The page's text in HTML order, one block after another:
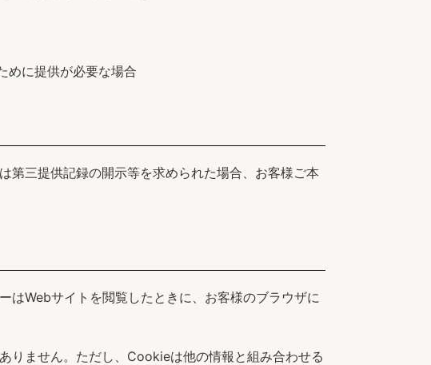
めに提供が必要な場合
第三提供記録の開示等を求められた場合、お客様ご本
はWebサイトを閲覧したときに、お客様のブラウザに
りません。ただし、Cookieは他の情報と組み合わせる